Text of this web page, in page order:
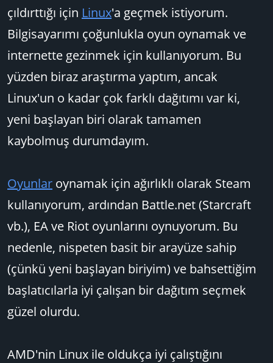
a
i
h
i
çıldırttığı için Linux'a geçmek istiyorum.
Bilgisayarımı çoğunlukla oyun oynamak ve
internette gezinmek için kullanıyorum. Bu
yüzden biraz araştırma yaptım, ancak
Linux'un o kadar çok farklı dağıtımı var ki,
yeni başlayan biri olarak tamamen
kaybolmuş durumdayım.
Oyunlar oynamak için ağırlıklı olarak Steam
kullanıyorum, ardından Battle.net (Starcraft
vb.), EA ve Riot oyunlarını oynuyorum. Bu
nedenle, nispeten basit bir arayüze sahip
(çünkü yeni başlayan biriyim) ve bahsettiğim
başlatıcılarla iyi çalışan bir dağıtım seçmek
güzel olurdu.
AMD'nin Linux ile oldukça iyi çalıştığını